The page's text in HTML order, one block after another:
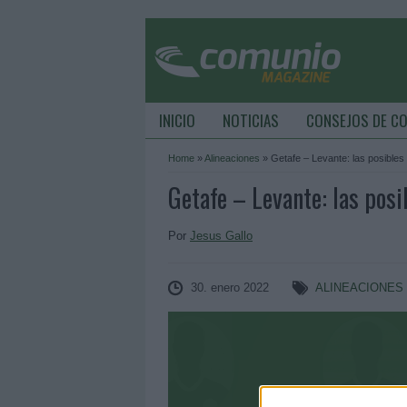
INICIO NOTICIAS CONSEJOS DE
Home »Alineaciones » Getafe – Levante: las posibles
Getafe – Levante: las
Por Jesus Gallo
30. enero 2022 ALINEACIONES